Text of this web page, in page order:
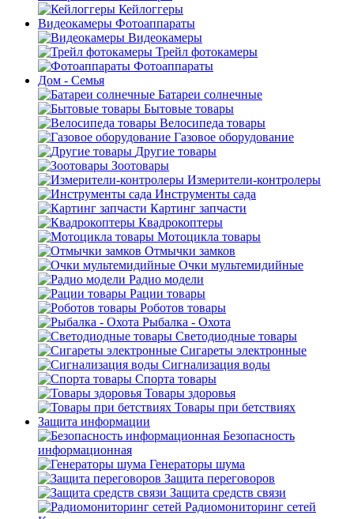
Кейлоггеры
Видеокамеры Фотоаппараты
Видеокамеры
Трейл фотокамеры
Фотоаппараты
Дом - Семья
Батареи солнечные
Бытовые товары
Велосипеда товары
Газовое оборудование
Другие товары
Зоотовары
Измерители-контролеры
Инструменты сада
Картинг запчасти
Квадрокоптеры
Мотоцикла товары
Отмычки замков
Очки мультемидийные
Радио модели
Рации товары
Роботов товары
Рыбалка - Охота
Светодиодные товары
Сигареты электронные
Сигнализация воды
Спорта товары
Товары здоровья
Товары при бетствиях
Защита информации
Безопасность
информационная
Генераторы шума
Защита переговоров
Защита средств связи
Радиомониторинг сетей